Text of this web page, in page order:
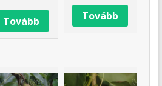
Tovább Tovább